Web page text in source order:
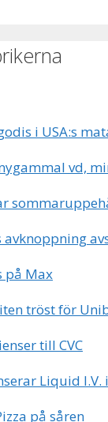
i USA:s
vd,
avknoppning
på Max
tröst för
till CVC
Liquid I.V.
på såren